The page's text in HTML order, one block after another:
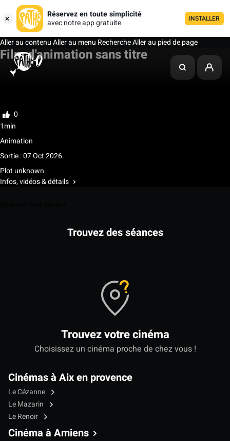
Réservez en toute simplicité
avec notre app gratuite
INSTALLER
Aller au contenuAller au menu RechercheAller au pied de page
Film d'animation sans titre
Ma liste
0
1min
Animation
Sortie : 07 Oct 2026
Plot unknown
Infos, vidéos & détails
Trouvez des séances
Trouvez votre cinéma
Choisissez un cinéma proche de chez vous !
Cinémas à Aix en provence
Le Cézanne
Le Mazarin
Le Renoir
Cinéma à Amiens